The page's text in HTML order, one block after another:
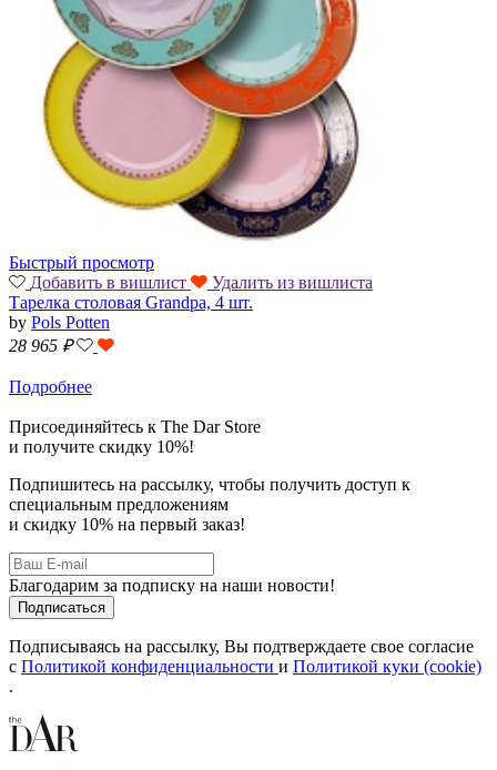
Быстрый просмотр
Добавить в вишлист
Удалить из вишлиста
Тарелка столовая Grandpa, 4 шт.
by Pols Potten
28 965 ₽
Подробнее
Присоединяйтесь к The Dar Store
и получите скидку 10%!
Подпишитесь на рассылку, чтобы получить доступ к
специальным предложениям
и скидку 10% на первый заказ!
Благодарим за подписку на наши новости!
Подписываясь на рассылку, Вы подтверждаете свое согласие
с Политикой конфиденциальности и Политикой куки (cookie)
.